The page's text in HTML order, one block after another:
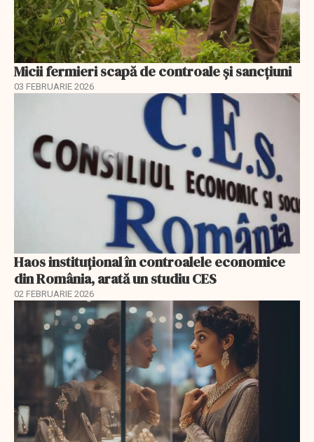
Micii fermieri scapă de controale și sancțiuni
03 FEBRUARIE 2026
Haos instituțional în controalele economice
din România, arată un studiu CES
02 FEBRUARIE 2026